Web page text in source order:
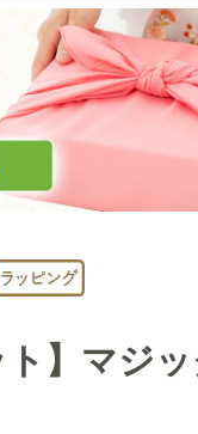
ト】マジ